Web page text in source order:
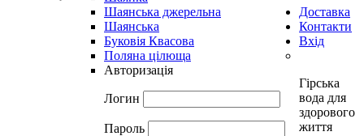
Шаянська джерельна
Шаянська
Буковія Квасова
Поляна цілюща
Доставка
Контакти
Вхід
Авторизація
Логин
Пароль
Гірська
вода для
здорового
життя